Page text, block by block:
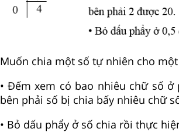
Muốn chia một số tự nhiên cho
• Đếm xem có bao nhiêu chữ số
bên phải số bị chia bấy nhiêu chữ
• Bỏ dấu phẩy ở số chia rồi thực